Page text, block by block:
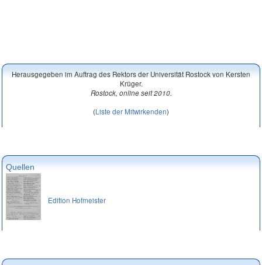
Herausgegeben im Auftrag des Rektors der Universität Rostock von Kersten
Krüger.
Rostock, online seit 2010.
(Liste der Mitwirkenden)
Quellen
Edition Hofmeister